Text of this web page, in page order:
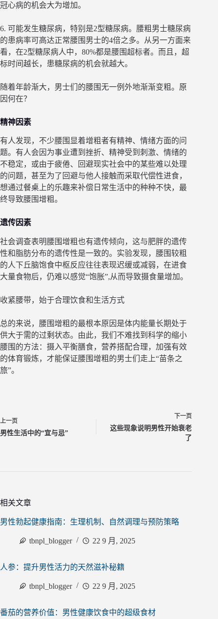
冠心病的机会大为增加。
6. 可能发生糖尿病，特别是2型糖尿病。腰粗男士糖尿病
的患病率可高达正常腰围男士的4倍之多。从另一方面来
看，在2型糖尿病人中，80%都是腰围超标者。而且，超
标时间越长，患糖尿病的机会就越大。
随着年龄渐大，男士们的腰围无一例外地渐渐变粗。原
因何在？
精神因素
有人发现，不少腰围显着增粗者有精神、情绪方面的问
题。有人会因为事业遭到挫折、精神受到刺激、情绪的
不稳定，或由于疲倦、回避现实社会中的某些难以处理
的问题，甚至为了回避与他人接触而采取代偿性进食，
想通过餐桌上的乐趣来补偿日常生活中的种种不快，最
终导致腰围增粗。
遗传因素
社会调查表明腰围增粗也有遗传倾向，这与肥胖的遗传
性和脂肪分布的遗传性是一致的。实验发现，腰围较粗
的人下丘脑饱食中枢反应往往表现迟缓或减弱，在进食
大量食物后，仍难以感觉“饱胀”,从而导致摄食量增加。
收紧腰带，始于合理饮食和生活方式
总的来说，腰围增粗的最根本原因是体内能量长期处于
供大于需的过剩状态。由此，我们不难找到科学的缩小
腰围的方法：摄入平衡膳食，营养搭配合理，加强有效
的体育锻炼，才能保证腰围增粗的男士们走上“苗条之
旅”。
上一页
男性生活中的“宜与忌”
下一页
这些现象说明男性开始衰老
了
相关文章
男性勃起健康指南：生理机制、自然调理与预防策略
tbnpl_blogger 22 9 月, 2025
人参：提升男性活力的天然滋补秘籍
tbnpl_blogger 22 9 月, 2025
番茄的营养价值：男性健康饮食中的超级食材